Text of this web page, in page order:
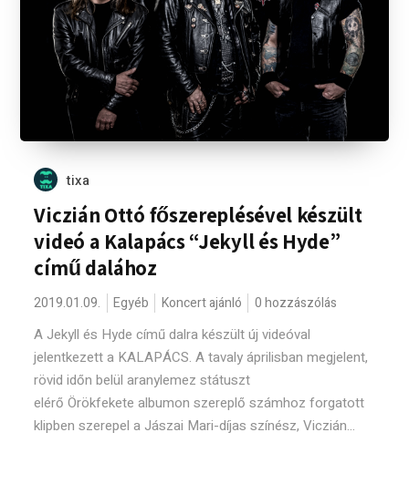
tixa
Viczián Ottó főszereplésével készült
videó a Kalapács “Jekyll és Hyde”
című dalához
2019.01.09. Egyéb Koncert ajánló 0 hozzászólás
A Jekyll és Hyde című dalra készült új videóval
jelentkezett a KALAPÁCS. A tavaly áprilisban megjelent,
rövid időn belül aranylemez státuszt
elérő Örökfekete albumon szereplő számhoz forgatott
klipben szerepel a Jászai Mari-díjas színész, Viczián...